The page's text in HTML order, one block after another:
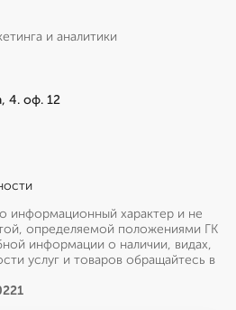
и аналитики
4. оф. 12
информационный характер и не
определяемой положениями ГК
информации о наличии, видах,
услуг и товаров обращайтесь в